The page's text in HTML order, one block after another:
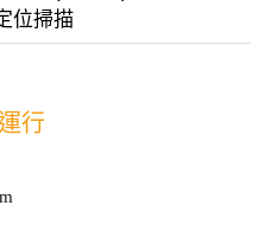
位掃描
行